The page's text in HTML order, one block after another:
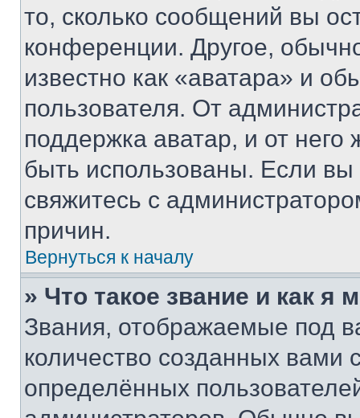
то, сколько сообщений вы
конференции. Другое,
известно как «аватара» и
пользователя. От
поддержка аватар, и от него
быть использованы. Если
свяжитесь с
причин.
Вернуться к началу
» Что такое звание и как я
Звания, отображаемые под
количество созданных
определённых